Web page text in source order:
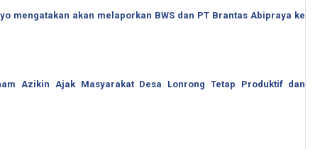
mengatakan akan melaporkan BWS dan PT Brantas Abipraya ke
Azikin Ajak Masyarakat Desa Lonrong Tetap Produktif dan